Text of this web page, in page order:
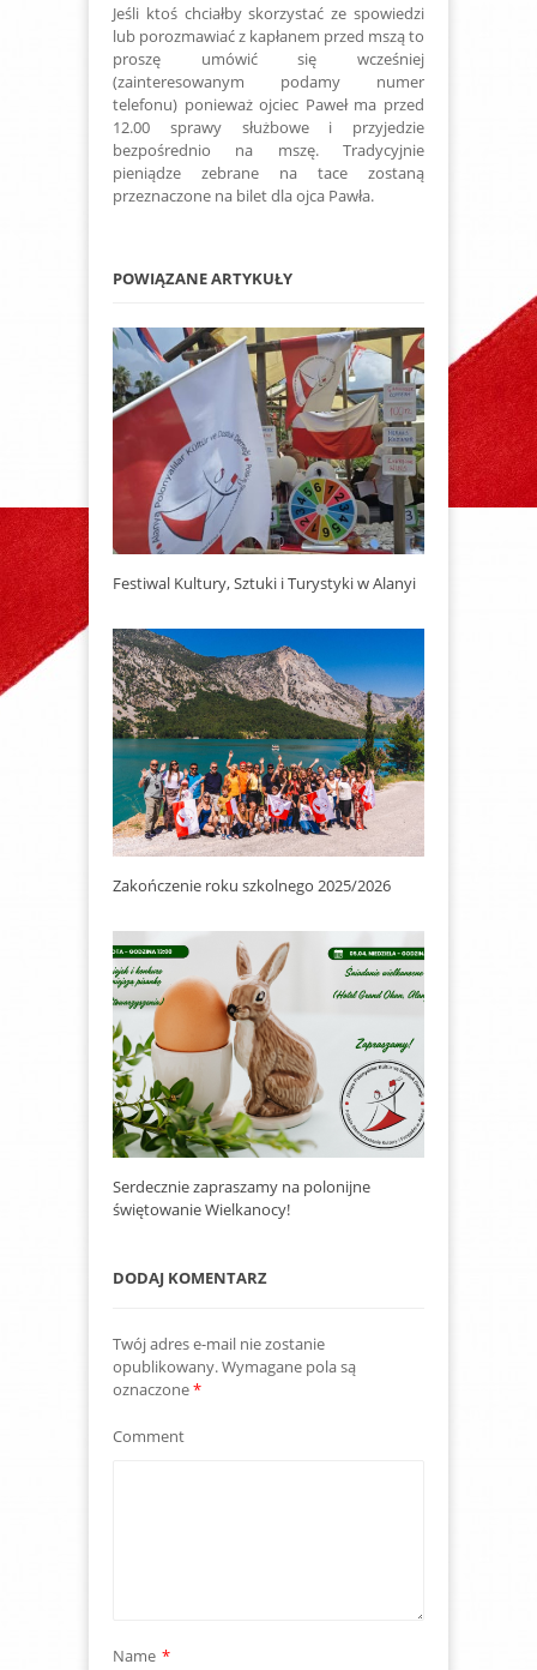
Jeśli ktoś chciałby skorzystać ze spowiedzi
lub porozmawiać z kapłanem przed mszą to
proszę umówić się wcześniej
(zainteresowanym podamy numer
telefonu) ponieważ ojciec Paweł ma przed
12.00 sprawy służbowe i przyjedzie
bezpośrednio na mszę. Tradycyjnie
pieniądze zebrane na tace zostaną
przeznaczone na bilet dla ojca Pawła.
POWIĄZANE ARTYKUŁY
Festiwal Kultury, Sztuki i Turystyki w Alanyi
Zakończenie roku szkolnego 2025/2026
Serdecznie zapraszamy na polonijne
świętowanie Wielkanocy!
DODAJ KOMENTARZ
Twój adres e-mail nie zostanie
opublikowany.Wymagane pola są
oznaczone*
Comment
Name *